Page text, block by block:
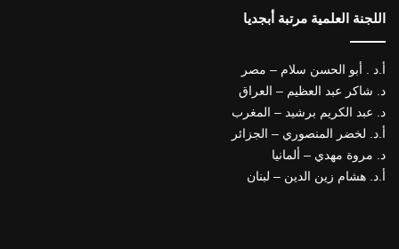
اللجنة العلمية مرتبة أبجديا
أ.د . أبو الحسن سلام – مصر
د. شاكر عبد العظيم – العراق
د. عبد الكريم برشيد – المغرب
أ.د. لخضر المنصوري – الجزائر
د. مروة مهدي – ألمانيا
أ.د. هشام زين الدين – لبنان